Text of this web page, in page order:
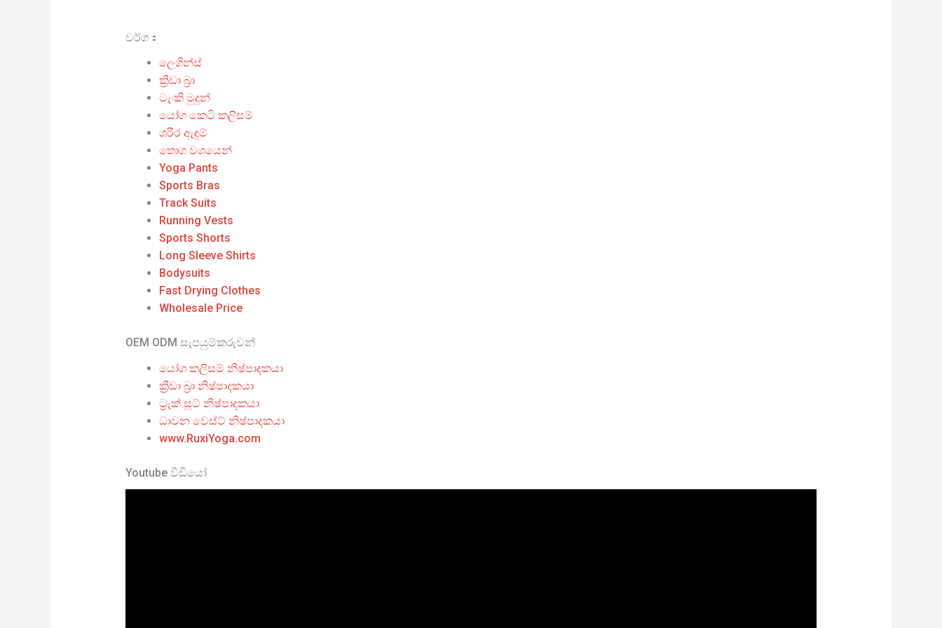
වර්ග：
ලෙගින්ස්
ක්‍රීඩා බ්‍රා
ටැංකි මුදුන්
යෝග කෙටි කලිසම්
ශරීර ඇඳුම්
තොග වශයෙන්
Yoga Pants
Sports Bras
Track Suits
Running Vests
Sports Shorts
Long Sleeve Shirts
Bodysuits
Fast Drying Clothes
Wholesale Price
OEM ODM සැපයුම්කරුවන්
යෝග කලිසම් නිෂ්පාදකයා
ක්‍රීඩා බ්‍රා නිෂ්පාදකයා
ට්‍රැක් සූට් නිෂ්පාදකයා
ධාවන වෙස්ට් නිෂ්පාදකයා
www.RuxiYoga.com
Youtube වීඩියෝ